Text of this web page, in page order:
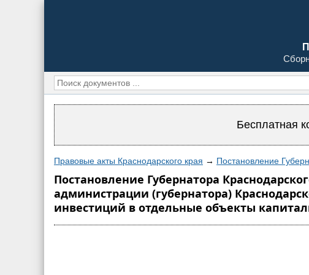
Бесплатная
Правовые акты Краснодарского края → Постановление
Постановление Губернатора
администрации (губернатора)
инвестиций в отдельные объекты